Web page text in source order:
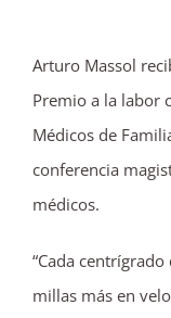
Arturo Massol
Premio a la labor
Médicos de
conferencia
médicos.
“Cada
millas más en